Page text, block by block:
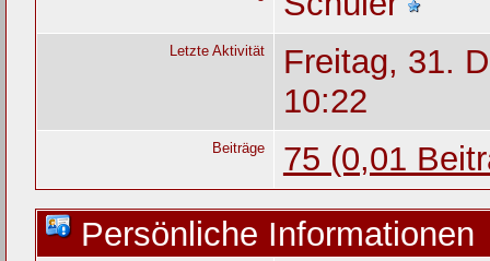
Letzte Aktivität
Freitag, 31.
10:22
Beiträge
75 (0,01
Persönliche Informationen